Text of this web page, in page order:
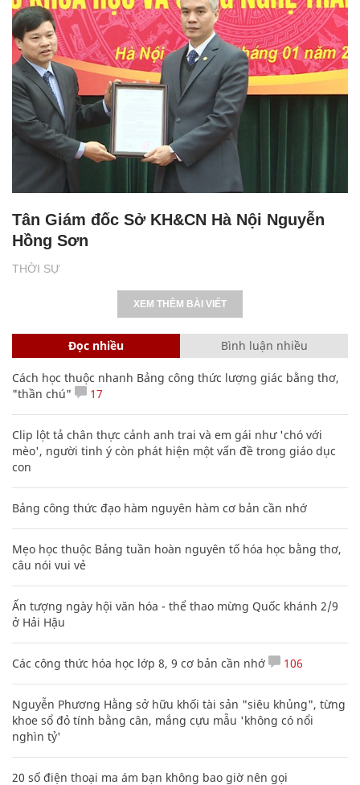
THỜI SỰ
Tân Giám đốc Sở KH&CN Hà Nội Nguyễn
Hồng Sơn
XEM THÊM BÀI VIẾT
Đọc nhiều Bình luận nhiều
Cách học thuộc nhanh Bảng công thức lượng giác bằng thơ,
"thần chú"
17
Clip lột tả chân thực cảnh anh trai và em gái như 'chó với
mèo', người tinh ý còn phát hiện một vấn đề trong giáo dục
con
Bảng công thức đạo hàm nguyên hàm cơ bản cần nhớ
Mẹo học thuộc Bảng tuần hoàn nguyên tố hóa học bằng thơ,
câu nói vui vẻ
Ấn tượng ngày hội văn hóa - thể thao mừng Quốc khánh 2/9
ở Hải Hậu
Các công thức hóa học lớp 8, 9 cơ bản cần nhớ 106
Nguyễn Phương Hằng sở hữu khối tài sản "siêu khủng", từng
khoe sổ đỏ tính bằng cân, mắng cựu mẫu 'không có nổi
nghìn tỷ'
20 số điện thoại ma ám bạn không bao giờ nên gọi